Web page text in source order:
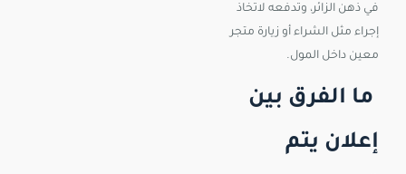
في ذهن الزائر، وتدفعه لاتخاذ
إجراء مثل الشراء أو زيارة متجر
معين داخل المول.
ما الفرق بين
إعلان يتم